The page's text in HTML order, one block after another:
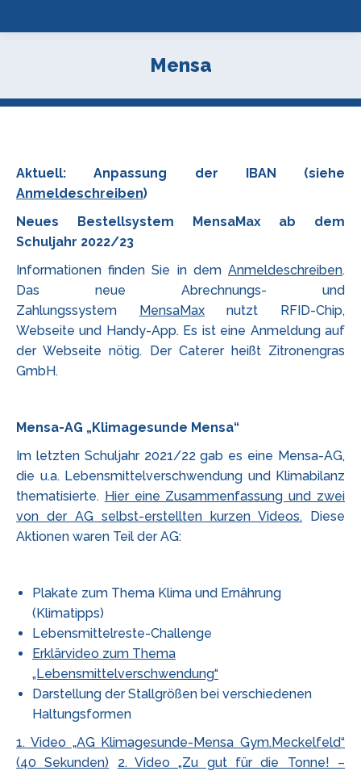
Mensa
Aktuell: Anpassung der IBAN (siehe
Anmeldeschreiben)
Neues Bestellsystem MensaMax ab dem
Schuljahr 2022/23
Informationen finden Sie in dem Anmeldeschreiben.
Das neue Abrechnungs- und
Zahlungssystem MensaMaxnutzt RFID-Chip,
Webseite und Handy-App. Es ist eine Anmeldung auf
der Webseite nötig. Der Caterer heißt Zitronengras
GmbH.
Mensa-AG „Klimagesunde Mensa“
Im letzten Schuljahr 2021/22 gab es eine Mensa-AG,
die u.a. Lebensmittelverschwendung und Klimabilanz
thematisierte. Hier eine Zusammenfassung und zwei
von der AG selbst-erstellten kurzen Videos. Diese
Aktionen waren Teil der AG:
Plakate zum Thema Klima und Ernährung
(Klimatipps)
Lebensmittelreste-Challenge
Erklärvideo zum Thema
„Lebensmittelverschwendung“
Darstellung der Stallgrößen bei verschiedenen
Haltungsformen
1. Video „AG Klimagesunde-Mensa Gym.Meckelfeld“
(40 Sekunden)
2. Video „Zu gut für die Tonne! –